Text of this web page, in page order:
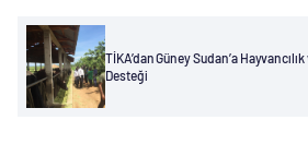
TİKA’dan Güney Sudan’a
Desteği